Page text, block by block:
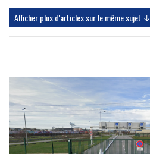
Afficher plus d'articles sur le même sujet ↓